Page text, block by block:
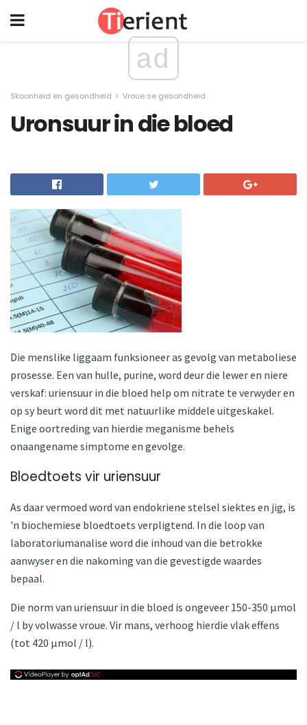
ad
Skoonheid en gesondheid Vroue se gesondheid
Uronsuur in die bloed
Die menslike liggaam funksioneer as gevolg van metaboliese
prosesse. Een van hulle, purine, word deur die lewer en niere
verskaf: uriensuur in die bloed help om nitrate te verwyder en
op sy beurt word dit met natuurlike middele uitgeskakel.
Enige oortreding van hierdie meganisme behels
onaangename simptome en gevolge.
Bloedtoets vir uriensuur
As daar vermoed word van endokriene stelsel siektes en jig, is
'n biochemiese bloedtoets verpligtend. In die loop van
laboratoriumanalise word die inhoud van die betrokke
aanwyser en die nakoming van die gevestigde waardes
bepaal.
Die norm van uriensuur in die bloed is ongeveer 150-350 μmol
/ l by volwasse vroue. Vir mans, verhoog hierdie vlak effens
(tot 420 μmol / l).